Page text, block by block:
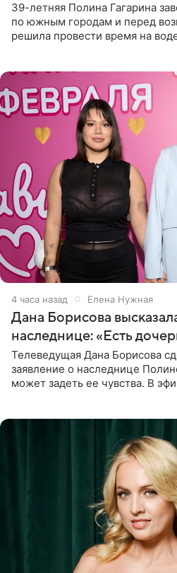
39-летняя Полина Гагарина
по южным городам и перед
решила провести время на
4 часа назад Елена Нужная
Дана Борисова
наследнице: «Есть
Телеведущая Дана Борисова
заявление о наследнице
может задеть ее чувства. В